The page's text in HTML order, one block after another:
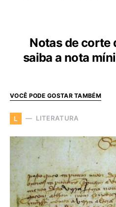
Notas de corte
saiba a nota
VOCÊ PODE GOSTAR TAMBÉM
L LITERATURA